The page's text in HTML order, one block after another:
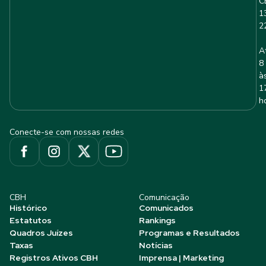
8
Conecte-se com nossas redes
CBH
Histórico
Estatutos
Quadros Juízes
Taxas
Registros Ativos CBH
Comunicação
Comunicados
Rankings
Programas e Resultados
Notícias
Imprensa | Marketing